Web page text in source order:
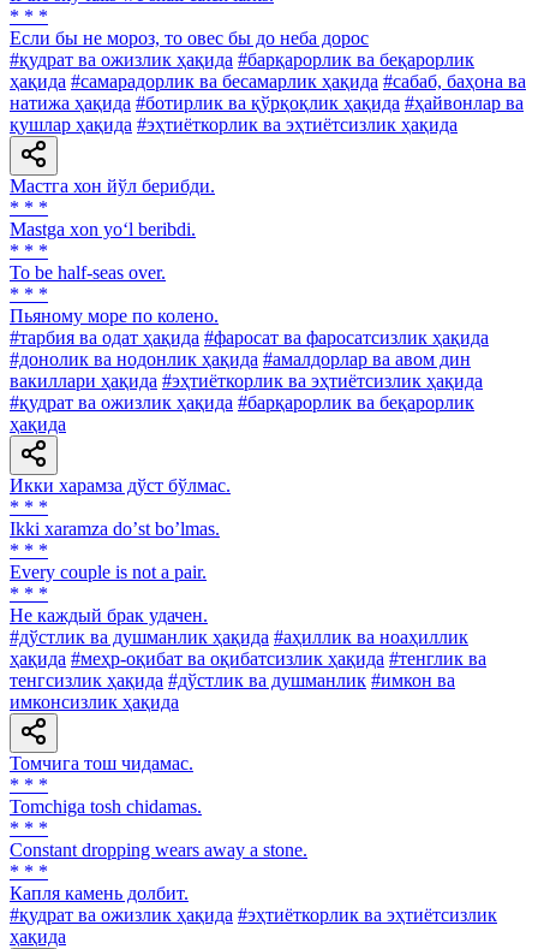
* * *
Если бы не мороз, то овес бы до неба дорос
#қудрат ва ожизлик ҳақида #барқарорлик ва беқарорлик
ҳақида #самарадорлик ва бесамарлик ҳақида #сабаб, баҳона ва
натижа ҳақида #ботирлик ва қўрқоқлик ҳақида #ҳайвонлар ва
қушлар ҳақида #эҳтиёткорлик ва эҳтиётсизлик ҳақида
Мастга хон йўл берибди.
* * *
Mastga xon yo‘l beribdi.
* * *
To be half-seas over.
* * *
Пьяному море по колено.
#тарбия ва одат ҳақида #фаросат ва фаросатсизлик ҳақида
#донолик ва нодонлик ҳақида #амалдорлар ва авом дин
вакиллари ҳақида #эҳтиёткорлик ва эҳтиётсизлик ҳақида
#қудрат ва ожизлик ҳақида #барқарорлик ва беқарорлик
ҳақида
Икки харамза дўст бўлмас.
* * *
Ikki xaramza doʼst boʼlmas.
* * *
Every couple is not a pair.
* * *
He каждый брак удачен.
#дўстлик ва душманлик ҳақида #аҳиллик ва ноаҳиллик
ҳақида #меҳр-оқибат ва оқибатсизлик ҳақида #тенглик ва
тенгсизлик ҳақида #дўстлик ва душманлик #имкон ва
имконсизлик ҳақида
Томчига тош чидамас.
* * *
Tomchiga tosh chidamas.
* * *
Constant dropping wears away a stone.
* * *
Капля камень долбит.
#қудрат ва ожизлик ҳақида #эҳтиёткорлик ва эҳтиётсизлик
ҳақида